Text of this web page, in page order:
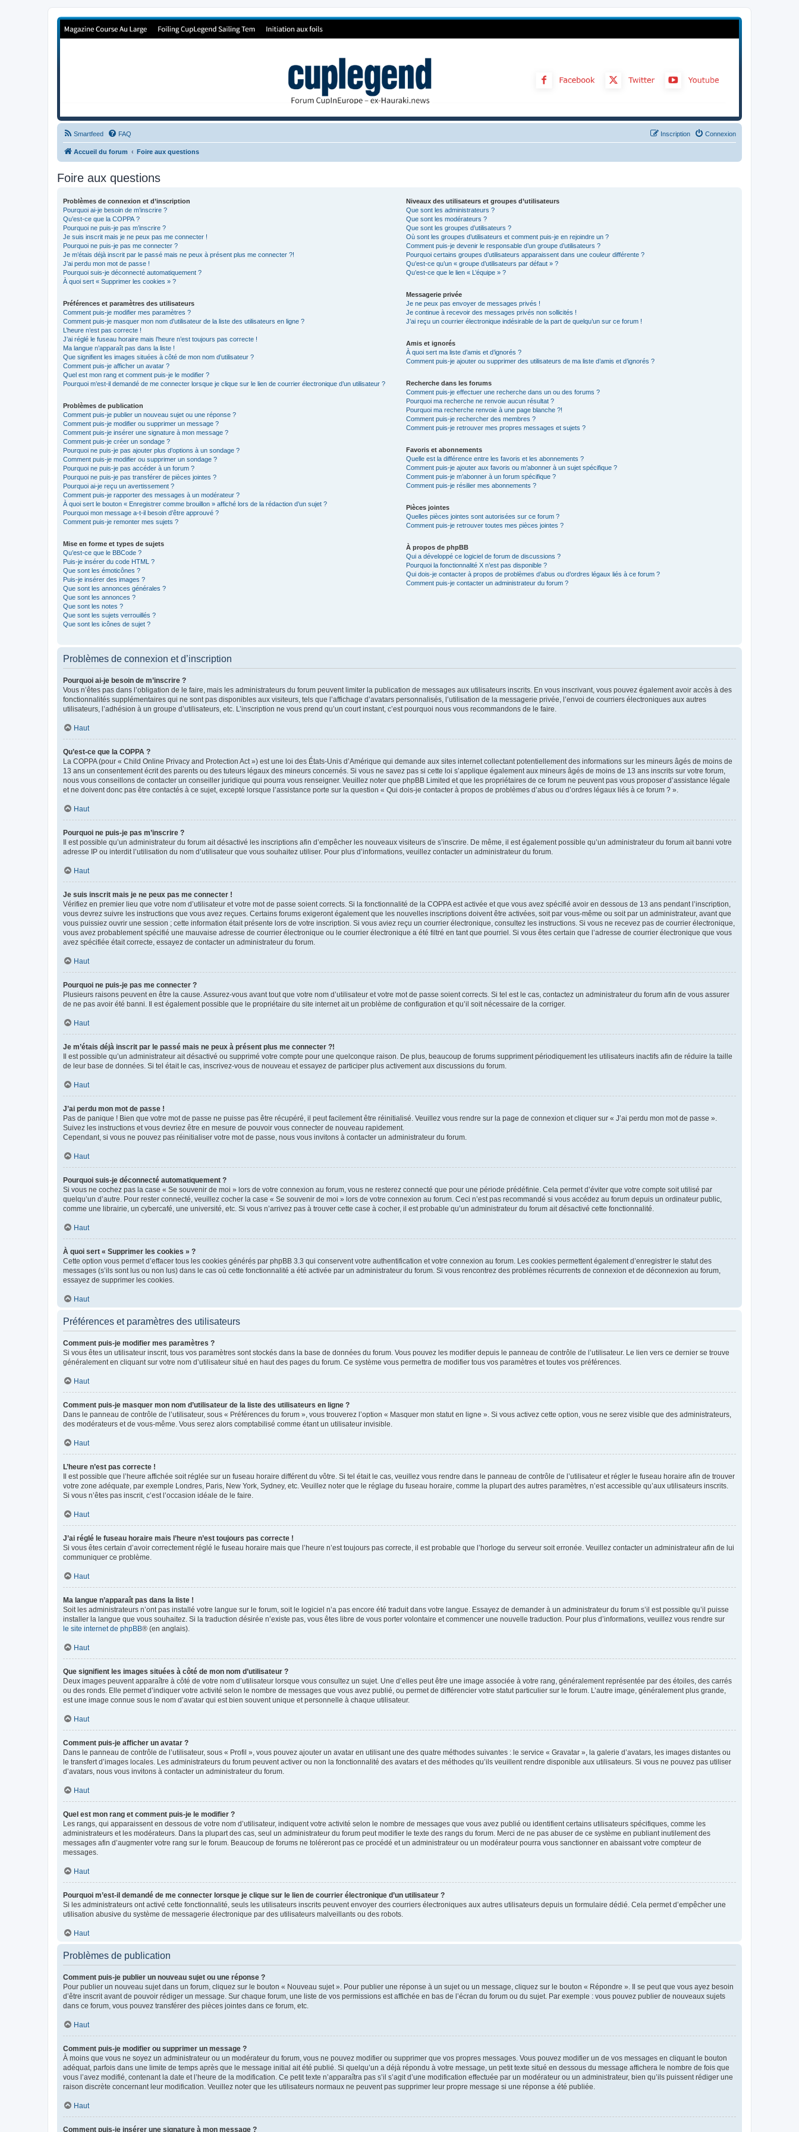
Forum de Cup In Europe
Smartfeed FAQ Connexion
Inscription
Accueil du forum Foire aux questions
Foire aux questions
Problèmes de connexion et d’inscription
Pourquoi ai-je besoin de m’inscrire ?
Qu’est-ce que la COPPA ?
Pourquoi ne puis-je pas m’inscrire ?
Je suis inscrit mais je ne peux pas me connecter !
Pourquoi ne puis-je pas me connecter ?
Je m’étais déjà inscrit par le passé mais ne peux à présent plus me connecter ?!
J’ai perdu mon mot de passe !
Pourquoi suis-je déconnecté automatiquement ?
À quoi sert « Supprimer les cookies » ?
Préférences et paramètres des utilisateurs
Comment puis-je modifier mes paramètres ?
Comment puis-je masquer mon nom d’utilisateur de la liste des utilisateurs en ligne ?
L’heure n’est pas correcte !
J’ai réglé le fuseau horaire mais l’heure n’est toujours pas correcte !
Ma langue n’apparaît pas dans la liste !
Que signifient les images situées à côté de mon nom d’utilisateur ?
Comment puis-je afficher un avatar ?
Quel est mon rang et comment puis-je le modifier ?
Pourquoi m’est-il demandé de me connecter lorsque je clique sur le lien de courrier électronique d’un utilisateur ?
Problèmes de publication
Comment puis-je publier un nouveau sujet ou une réponse ?
Comment puis-je modifier ou supprimer un message ?
Comment puis-je insérer une signature à mon message ?
Comment puis-je créer un sondage ?
Pourquoi ne puis-je pas ajouter plus d’options à un sondage ?
Comment puis-je modifier ou supprimer un sondage ?
Pourquoi ne puis-je pas accéder à un forum ?
Pourquoi ne puis-je pas transférer de pièces jointes ?
Pourquoi ai-je reçu un avertissement ?
Comment puis-je rapporter des messages à un modérateur ?
À quoi sert le bouton « Enregistrer comme brouillon » affiché lors de la rédaction d’un sujet ?
Pourquoi mon message a-t-il besoin d’être approuvé ?
Comment puis-je remonter mes sujets ?
Mise en forme et types de sujets
Qu’est-ce que le BBCode ?
Puis-je insérer du code HTML ?
Que sont les émoticônes ?
Puis-je insérer des images ?
Que sont les annonces générales ?
Que sont les annonces ?
Que sont les notes ?
Que sont les sujets verrouillés ?
Que sont les icônes de sujet ?
Niveaux des utilisateurs et groupes d’utilisateurs
Que sont les administrateurs ?
Que sont les modérateurs ?
Que sont les groupes d’utilisateurs ?
Où sont les groupes d’utilisateurs et comment puis-je en rejoindre un ?
Comment puis-je devenir le responsable d’un groupe d’utilisateurs ?
Pourquoi certains groupes d’utilisateurs apparaissent dans une couleur différente ?
Qu’est-ce qu’un « groupe d’utilisateurs par défaut » ?
Qu’est-ce que le lien « L’équipe » ?
Messagerie privée
Je ne peux pas envoyer de messages privés !
Je continue à recevoir des messages privés non sollicités !
J’ai reçu un courrier électronique indésirable de la part de quelqu’un sur ce forum !
Amis et ignorés
À quoi sert ma liste d’amis et d’ignorés ?
Comment puis-je ajouter ou supprimer des utilisateurs de ma liste d’amis et d’ignorés ?
Recherche dans les forums
Comment puis-je effectuer une recherche dans un ou des forums ?
Pourquoi ma recherche ne renvoie aucun résultat ?
Pourquoi ma recherche renvoie à une page blanche ?!
Comment puis-je rechercher des membres ?
Comment puis-je retrouver mes propres messages et sujets ?
Favoris et abonnements
Quelle est la différence entre les favoris et les abonnements ?
Comment puis-je ajouter aux favoris ou m’abonner à un sujet spécifique ?
Comment puis-je m’abonner à un forum spécifique ?
Comment puis-je résilier mes abonnements ?
Pièces jointes
Quelles pièces jointes sont autorisées sur ce forum ?
Comment puis-je retrouver toutes mes pièces jointes ?
À propos de phpBB
Qui a développé ce logiciel de forum de discussions ?
Pourquoi la fonctionnalité X n’est pas disponible ?
Qui dois-je contacter à propos de problèmes d’abus ou d’ordres légaux liés à ce forum ?
Comment puis-je contacter un administrateur du forum ?
Problèmes de connexion et d’inscription
Pourquoi ai-je besoin de m’inscrire ?
Vous n’êtes pas dans l’obligation de le faire, mais les administrateurs du forum peuvent limiter la publication de messages aux utilisateurs inscrits. En vous inscrivant, vous pouvez également avoir accès à des
fonctionnalités supplémentaires qui ne sont pas disponibles aux visiteurs, tels que l’affichage d’avatars personnalisés, l’utilisation de la messagerie privée, l’envoi de courriers électroniques aux autres
utilisateurs, l’adhésion à un groupe d’utilisateurs, etc. L’inscription ne vous prend qu’un court instant, c’est pourquoi nous vous recommandons de le faire.
Haut
Qu’est-ce que la COPPA ?
La COPPA (pour « Child Online Privacy and Protection Act ») est une loi des États-Unis d’Amérique qui demande aux sites internet collectant potentiellement des informations sur les mineurs âgés de moins de
13 ans un consentement écrit des parents ou des tuteurs légaux des mineurs concernés. Si vous ne savez pas si cette loi s’applique également aux mineurs âgés de moins de 13 ans inscrits sur votre forum,
nous vous conseillons de contacter un conseiller juridique qui pourra vous renseigner. Veuillez noter que phpBB Limited et que les propriétaires de ce forum ne peuvent pas vous proposer d’assistance légale
et ne doivent donc pas être contactés à ce sujet, excepté lorsque l’assistance porte sur la question « Qui dois-je contacter à propos de problèmes d’abus ou d’ordres légaux liés à ce forum ? ».
Haut
Pourquoi ne puis-je pas m’inscrire ?
Il est possible qu’un administrateur du forum ait désactivé les inscriptions afin d’empêcher les nouveaux visiteurs de s’inscrire. De même, il est également possible qu’un administrateur du forum ait banni votre
adresse IP ou interdit l’utilisation du nom d’utilisateur que vous souhaitez utiliser. Pour plus d’informations, veuillez contacter un administrateur du forum.
Haut
Je suis inscrit mais je ne peux pas me connecter !
Vérifiez en premier lieu que votre nom d’utilisateur et votre mot de passe soient corrects. Si la fonctionnalité de la COPPA est activée et que vous avez spécifié avoir en dessous de 13 ans pendant l’inscription,
vous devrez suivre les instructions que vous avez reçues. Certains forums exigeront également que les nouvelles inscriptions doivent être activées, soit par vous-même ou soit par un administrateur, avant que
vous puissiez ouvrir une session ; cette information était présente lors de votre inscription. Si vous aviez reçu un courrier électronique, consultez les instructions. Si vous ne recevez pas de courrier électronique,
vous avez probablement spécifié une mauvaise adresse de courrier électronique ou le courrier électronique a été filtré en tant que pourriel. Si vous êtes certain que l’adresse de courrier électronique que vous
avez spécifiée était correcte, essayez de contacter un administrateur du forum.
Haut
Pourquoi ne puis-je pas me connecter ?
Plusieurs raisons peuvent en être la cause. Assurez-vous avant tout que votre nom d’utilisateur et votre mot de passe soient corrects. Si tel est le cas, contactez un administrateur du forum afin de vous assurer
de ne pas avoir été banni. Il est également possible que le propriétaire du site internet ait un problème de configuration et qu’il soit nécessaire de la corriger.
Haut
Je m’étais déjà inscrit par le passé mais ne peux à présent plus me connecter ?!
Il est possible qu’un administrateur ait désactivé ou supprimé votre compte pour une quelconque raison. De plus, beaucoup de forums suppriment périodiquement les utilisateurs inactifs afin de réduire la taille
de leur base de données. Si tel était le cas, inscrivez-vous de nouveau et essayez de participer plus activement aux discussions du forum.
Haut
J’ai perdu mon mot de passe !
Pas de panique ! Bien que votre mot de passe ne puisse pas être récupéré, il peut facilement être réinitialisé. Veuillez vous rendre sur la page de connexion et cliquer sur « J’ai perdu mon mot de passe ».
Suivez les instructions et vous devriez être en mesure de pouvoir vous connecter de nouveau rapidement.
Cependant, si vous ne pouvez pas réinitialiser votre mot de passe, nous vous invitons à contacter un administrateur du forum.
Haut
Pourquoi suis-je déconnecté automatiquement ?
Si vous ne cochez pas la case « Se souvenir de moi » lors de votre connexion au forum, vous ne resterez connecté que pour une période prédéfinie. Cela permet d’éviter que votre compte soit utilisé par
quelqu’un d’autre. Pour rester connecté, veuillez cocher la case « Se souvenir de moi » lors de votre connexion au forum. Ceci n’est pas recommandé si vous accédez au forum depuis un ordinateur public,
comme une librairie, un cybercafé, une université, etc. Si vous n’arrivez pas à trouver cette case à cocher, il est probable qu’un administrateur du forum ait désactivé cette fonctionnalité.
Haut
À quoi sert « Supprimer les cookies » ?
Cette option vous permet d’effacer tous les cookies générés par phpBB 3.3 qui conservent votre authentification et votre connexion au forum. Les cookies permettent également d’enregistrer le statut des
messages (s’ils sont lus ou non lus) dans le cas où cette fonctionnalité a été activée par un administrateur du forum. Si vous rencontrez des problèmes récurrents de connexion et de déconnexion au forum,
essayez de supprimer les cookies.
Haut
Préférences et paramètres des utilisateurs
Comment puis-je modifier mes paramètres ?
Si vous êtes un utilisateur inscrit, tous vos paramètres sont stockés dans la base de données du forum. Vous pouvez les modifier depuis le panneau de contrôle de l’utilisateur. Le lien vers ce dernier se trouve
généralement en cliquant sur votre nom d’utilisateur situé en haut des pages du forum. Ce système vous permettra de modifier tous vos paramètres et toutes vos préférences.
Haut
Comment puis-je masquer mon nom d’utilisateur de la liste des utilisateurs en ligne ?
Dans le panneau de contrôle de l’utilisateur, sous « Préférences du forum », vous trouverez l’option « Masquer mon statut en ligne ». Si vous activez cette option, vous ne serez visible que des administrateurs,
des modérateurs et de vous-même. Vous serez alors comptabilisé comme étant un utilisateur invisible.
Haut
L’heure n’est pas correcte !
Il est possible que l’heure affichée soit réglée sur un fuseau horaire différent du vôtre. Si tel était le cas, veuillez vous rendre dans le panneau de contrôle de l’utilisateur et régler le fuseau horaire afin de trouver
votre zone adéquate, par exemple Londres, Paris, New York, Sydney, etc. Veuillez noter que le réglage du fuseau horaire, comme la plupart des autres paramètres, n’est accessible qu’aux utilisateurs inscrits.
Si vous n’êtes pas inscrit, c’est l’occasion idéale de le faire.
Haut
J’ai réglé le fuseau horaire mais l’heure n’est toujours pas correcte !
Si vous êtes certain d’avoir correctement réglé le fuseau horaire mais que l’heure n’est toujours pas correcte, il est probable que l’horloge du serveur soit erronée. Veuillez contacter un administrateur afin de lui
communiquer ce problème.
Haut
Ma langue n’apparaît pas dans la liste !
Soit les administrateurs n’ont pas installé votre langue sur le forum, soit le logiciel n’a pas encore été traduit dans votre langue. Essayez de demander à un administrateur du forum s’il est possible qu’il puisse
installer la langue que vous souhaitez. Si la traduction désirée n’existe pas, vous êtes libre de vous porter volontaire et commencer une nouvelle traduction. Pour plus d’informations, veuillez vous rendre sur
le site internet de phpBB® (en anglais).
Haut
Que signifient les images situées à côté de mon nom d’utilisateur ?
Deux images peuvent apparaître à côté de votre nom d’utilisateur lorsque vous consultez un sujet. Une d’elles peut être une image associée à votre rang, généralement représentée par des étoiles, des carrés
ou des ronds. Elle permet d’indiquer votre activité selon le nombre de messages que vous avez publié, ou permet de différencier votre statut particulier sur le forum. L’autre image, généralement plus grande,
est une image connue sous le nom d’avatar qui est bien souvent unique et personnelle à chaque utilisateur.
Haut
Comment puis-je afficher un avatar ?
Dans le panneau de contrôle de l’utilisateur, sous « Profil », vous pouvez ajouter un avatar en utilisant une des quatre méthodes suivantes : le service « Gravatar », la galerie d’avatars, les images distantes ou
le transfert d’images locales. Les administrateurs du forum peuvent activer ou non la fonctionnalité des avatars et des méthodes qu’ils veuillent rendre disponible aux utilisateurs. Si vous ne pouvez pas utiliser
d’avatars, nous vous invitons à contacter un administrateur du forum.
Haut
Quel est mon rang et comment puis-je le modifier ?
Les rangs, qui apparaissent en dessous de votre nom d’utilisateur, indiquent votre activité selon le nombre de messages que vous avez publié ou identifient certains utilisateurs spécifiques, comme les
administrateurs et les modérateurs. Dans la plupart des cas, seul un administrateur du forum peut modifier le texte des rangs du forum. Merci de ne pas abuser de ce système en publiant inutilement des
messages afin d’augmenter votre rang sur le forum. Beaucoup de forums ne toléreront pas ce procédé et un administrateur ou un modérateur pourra vous sanctionner en abaissant votre compteur de
messages.
Haut
Pourquoi m’est-il demandé de me connecter lorsque je clique sur le lien de courrier électronique d’un utilisateur ?
Si les administrateurs ont activé cette fonctionnalité, seuls les utilisateurs inscrits peuvent envoyer des courriers électroniques aux autres utilisateurs depuis un formulaire dédié. Cela permet d’empêcher une
utilisation abusive du système de messagerie électronique par des utilisateurs malveillants ou des robots.
Haut
Problèmes de publication
Comment puis-je publier un nouveau sujet ou une réponse ?
Pour publier un nouveau sujet dans un forum, cliquez sur le bouton « Nouveau sujet ». Pour publier une réponse à un sujet ou un message, cliquez sur le bouton « Répondre ». Il se peut que vous ayez besoin
d’être inscrit avant de pouvoir rédiger un message. Sur chaque forum, une liste de vos permissions est affichée en bas de l’écran du forum ou du sujet. Par exemple : vous pouvez publier de nouveaux sujets
dans ce forum, vous pouvez transférer des pièces jointes dans ce forum, etc.
Haut
Comment puis-je modifier ou supprimer un message ?
À moins que vous ne soyez un administrateur ou un modérateur du forum, vous ne pouvez modifier ou supprimer que vos propres messages. Vous pouvez modifier un de vos messages en cliquant le bouton
adéquat, parfois dans une limite de temps après que le message initial ait été publié. Si quelqu’un a déjà répondu à votre message, un petit texte situé en dessous du message affichera le nombre de fois que
vous l’avez modifié, contenant la date et l’heure de la modification. Ce petit texte n’apparaîtra pas s’il s’agit d’une modification effectuée par un modérateur ou un administrateur, bien qu’ils puissent rédiger une
raison discrète concernant leur modification. Veuillez noter que les utilisateurs normaux ne peuvent pas supprimer leur propre message si une réponse a été publiée.
Haut
Comment puis-je insérer une signature à mon message ?